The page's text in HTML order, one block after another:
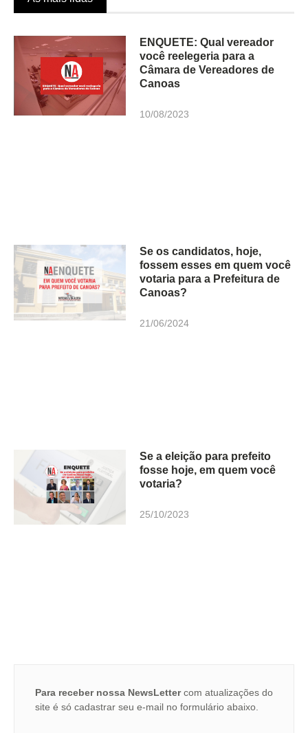
ENQUETE: Qual vereador
você reelegeria para a
Câmara de Vereadores de
Canoas
10/08/2023
Se os candidatos, hoje,
fossem esses em quem você
votaria para a Prefeitura de
Canoas?
21/06/2024
Se a eleição para prefeito
fosse hoje, em quem você
votaria?
25/10/2023
Para receber nossa NewsLettercom atualizações do
site é só cadastrar seu e-mail no formulário abaixo.